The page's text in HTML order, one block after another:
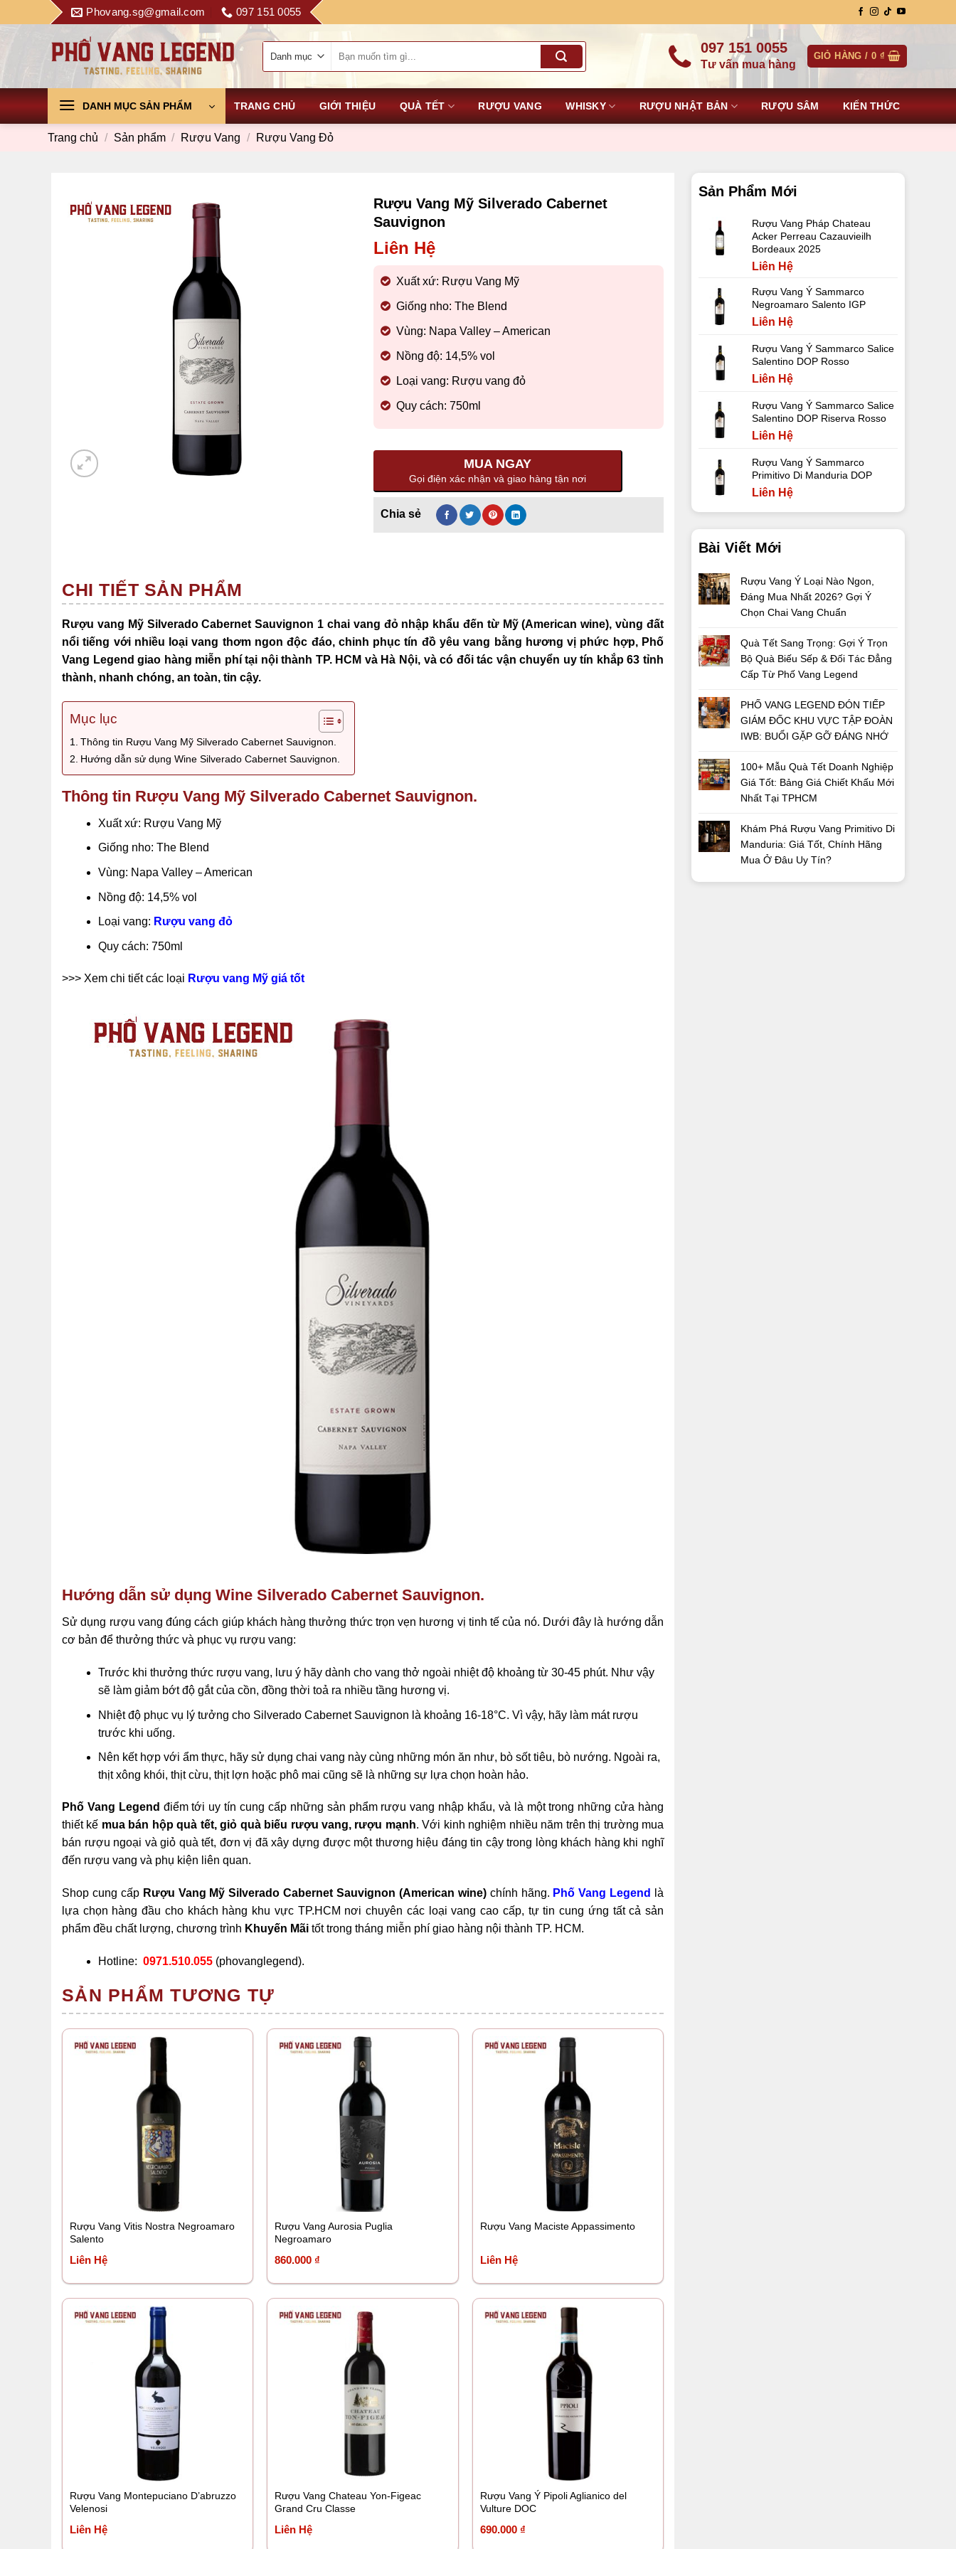
to
Phovang.sg@gmail.com 097 151 0055
kiếm:
097 151 0055
Tư vấn mua hàng
GIỎ HÀNG / 0 ₫
DANH MỤC SẢN PHẨM TRANG CHỦ GIỚI THIỆU QUÀ TẾT RƯỢU VANG WHISKY RƯỢU NHẬT BẢN RƯỢU SÂM KIẾN THỨC
Trang chủ / Sản phẩm / Rượu Vang / Rượu Vang Đỏ
Sản Phẩm Mới
Rượu Vang Pháp Chateau
Acker Perreau Cazauvieilh
Bordeaux 2025
Liên Hệ
Rượu Vang Ý Sammarco
Negroamaro Salento IGP
Liên Hệ
Rượu Vang Ý Sammarco Salice
Salentino DOP Rosso
Liên Hệ
Rượu Vang Ý Sammarco Salice
Salentino DOP Riserva Rosso
Liên Hệ
Rượu Vang Ý Sammarco
Primitivo Di Manduria DOP
Liên Hệ
Bài Viết Mới
Rượu Vang Ý Loại Nào Ngon,
Đáng Mua Nhất 2026? Gợi Ý
Chọn Chai Vang Chuẩn
Quà Tết Sang Trọng: Gợi Ý Trọn
Bộ Quà Biếu Sếp & Đối Tác Đẳng
Cấp Từ Phố Vang Legend
PHỐ VANG LEGEND ĐÓN TIẾP
GIÁM ĐỐC KHU VỰC TẬP ĐOÀN
IWB: BUỔI GẶP GỠ ĐÁNG NHỚ
100+ Mẫu Quà Tết Doanh Nghiệp
Giá Tốt: Bảng Giá Chiết Khấu Mới
Nhất Tại TPHCM
Khám Phá Rượu Vang Primitivo Di
Manduria: Giá Tốt, Chính Hãng
Mua Ở Đâu Uy Tín?
Rượu Vang Mỹ Silverado Cabernet
Sauvignon
Liên Hệ
Xuất xứ: Rượu Vang Mỹ
Giống nho: The Blend
Vùng: Napa Valley – American
Nồng độ: 14,5% vol
Loại vang: Rượu vang đỏ
Quy cách: 750ml
MUA NGAY
Gọi điện xác nhận và giao hàng tận nơi
CHI TIẾT SẢN PHẨM
Rượu vang Mỹ Silverado Cabernet Sauvignon 1 chai vang đỏ nhập khẩu đến từ Mỹ (American wine), vùng đất
nổi tiếng với nhiều loại vang thơm ngon độc đáo, chinh phục tín đồ yêu vang bằng hương vị phức hợp, Phố
Vang Legend giao hàng miễn phí tại nội thành TP. HCM và Hà Nội, và có đối tác vận chuyển uy tín khắp 63 tỉnh
thành, nhanh chóng, an toàn, tin cậy.
Mục lục
Thông tin Rượu Vang Mỹ Silverado Cabernet Sauvignon.
Hướng dẫn sử dụng Wine Silverado Cabernet Sauvignon.
Thông tin Rượu Vang Mỹ Silverado Cabernet Sauvignon.
Xuất xứ: Rượu Vang Mỹ
Giống nho: The Blend
Vùng: Napa Valley – American
Nồng độ: 14,5% vol
Loại vang: Rượu vang đỏ
Quy cách: 750ml
>>> Xem chi tiết các loại Rượu vang Mỹ giá tốt
Hướng dẫn sử dụng Wine Silverado Cabernet Sauvignon.
Sử dụng rượu vang đúng cách giúp khách hàng thưởng thức trọn vẹn hương vị tinh tế của nó. Dưới đây là hướng dẫn
cơ bản để thưởng thức và phục vụ rượu vang:
Trước khi thưởng thức rượu vang, lưu ý hãy dành cho vang thở ngoài nhiệt độ khoảng từ 30-45 phút. Như vậy
sẽ làm giảm bớt độ gắt của cồn, đồng thời toả ra nhiều tầng hương vị.
Nhiệt độ phục vụ lý tưởng cho Silverado Cabernet Sauvignon là khoảng 16-18°C. Vì vậy, hãy làm mát rượu
trước khi uống.
Nên kết hợp với ẩm thực, hãy sử dụng chai vang này cùng những món ăn như, bò sốt tiêu, bò nướng. Ngoài ra,
thịt xông khói, thịt cừu, thịt lợn hoặc phô mai cũng sẽ là những sự lựa chọn hoàn hảo.
Phố Vang Legend điểm tới uy tín cung cấp những sản phẩm rượu vang nhập khẩu, và là một trong những cửa hàng
thiết kế mua bán hộp quà tết, giỏ quà biếu rượu vang, rượu mạnh. Với kinh nghiệm nhiều năm trên thị trường mua
bán rượu ngoại và giỏ quà tết, đơn vị đã xây dựng được một thương hiệu đáng tin cậy trong lòng khách hàng khi nghĩ
đến rượu vang và phụ kiện liên quan.
Shop cung cấp Rượu Vang Mỹ Silverado Cabernet Sauvignon (American wine) chính hãng. Phố Vang Legend
là
lựa chọn hàng đầu cho khách hàng khu vực TP.HCM nơi chuyên các loại vang cao cấp, tự tin cung ứng tất cả sản
phẩm đều chất lượng, chương trình Khuyến Mãi tốt trong tháng miễn phí giao hàng nội thành TP. HCM.
Hotline: 0971.510.055 (phovanglegend).
SẢN PHẨM TƯƠNG TỰ
Rượu Vang Vitis Nostra Negroamaro
Salento
Liên Hệ
Rượu Vang Aurosia Puglia
Negroamaro
860.000 ₫
Rượu Vang Maciste Appassimento
Liên Hệ
Rượu Vang Montepuciano D’abruzzo
Velenosi
Liên Hệ
Rượu Vang Chateau Yon-Figeac
Grand Cru Classe
Liên Hệ
Rượu Vang Ý Pipoli Aglianico del
Vulture DOC
690.000 ₫